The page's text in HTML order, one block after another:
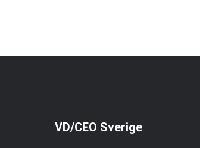
VD/CEO Sverige